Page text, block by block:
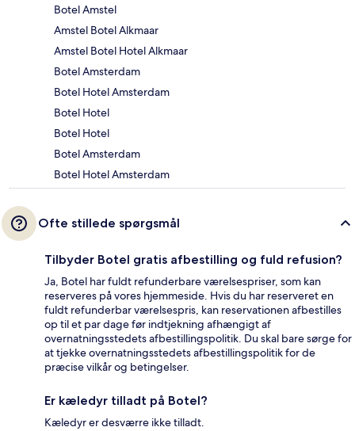
Botel Amstel
Amstel Botel Alkmaar
Amstel Botel Hotel Alkmaar
Botel Amsterdam
Botel Hotel Amsterdam
Botel Hotel
Botel Hotel
Botel Amsterdam
Botel Hotel Amsterdam
Ofte stillede spørgsmål
Tilbyder Botel gratis afbestilling og fuld refusion?
Ja, Botel har fuldt refunderbare værelsespriser, som kan
reserveres på vores hjemmeside. Hvis du har reserveret en
fuldt refunderbar værelsespris, kan reservationen afbestilles
op til et par dage før indtjekning afhængigt af
overnatningsstedets afbestillingspolitik. Du skal bare sørge for
at tjekke overnatningsstedets afbestillingspolitik for de
præcise vilkår og betingelser.
Er kæledyr tilladt på Botel?
Kæledyr er desværre ikke tilladt.